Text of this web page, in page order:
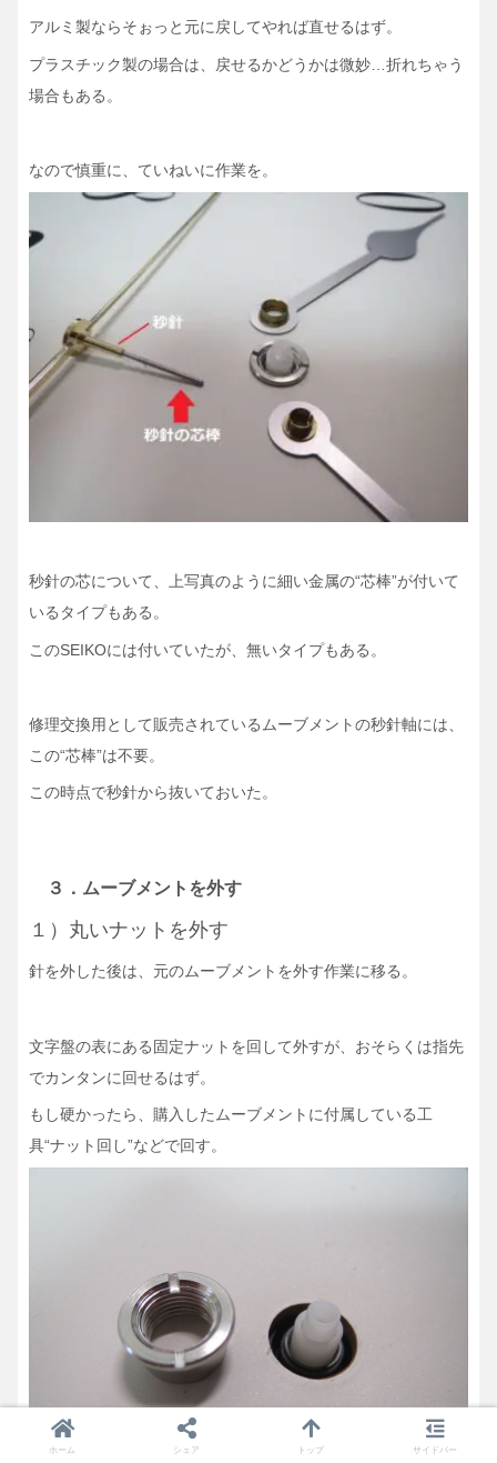
アルミ製ならそぉっと元に戻してやれば直せるはず。
プラスチック製の場合は、戻せるかどうかは微妙…折れちゃう
場合もある。
なので慎重に、ていねいに作業を。
秒針の芯について、上写真のように細い金属の“芯棒”が付いて
いるタイプもある。
このSEIKOには付いていたが、無いタイプもある。
修理交換用として販売されているムーブメントの秒針軸には、
この“芯棒”は不要。
この時点で秒針から抜いておいた。
３．ムーブメントを外す
１）丸いナットを外す
針を外した後は、元のムーブメントを外す作業に移る。
文字盤の表にある固定ナットを回して外すが、おそらくは指先
でカンタンに回せるはず。
もし硬かったら、購入したムーブメントに付属している工
具“ナット回し”などで回す。
ホーム シェア トップ サイドバー